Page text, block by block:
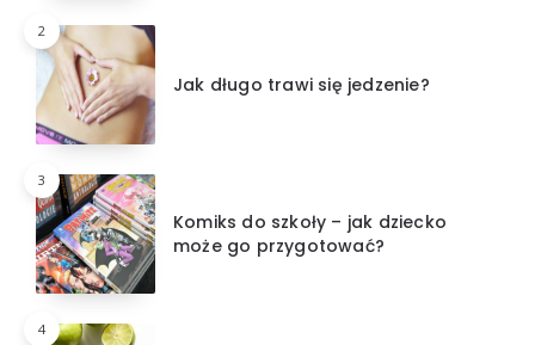
2
Jak długo trawi się jedzenie?
3
Komiks do szkoły – jak dziecko
może go przygotować?
4